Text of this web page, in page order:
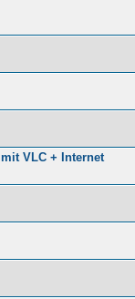
VLC + Internet